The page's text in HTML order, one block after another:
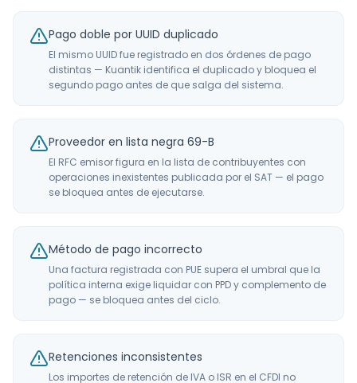
Pago doble por UUID duplicado
El mismo UUID fue registrado en dos órdenes de pago
distintas — Kuantik identifica el duplicado y bloquea el
segundo pago antes de que salga del sistema.
Proveedor en lista negra 69-B
El RFC emisor figura en la lista de contribuyentes con
operaciones inexistentes publicada por el SAT — el pago
se bloquea antes de ejecutarse.
Método de pago incorrecto
Una factura registrada con PUE supera el umbral que la
política interna exige liquidar con PPD y complemento de
pago — se bloquea antes del ciclo.
Retenciones inconsistentes
Los importes de retención de IVA o ISR en el CFDI no